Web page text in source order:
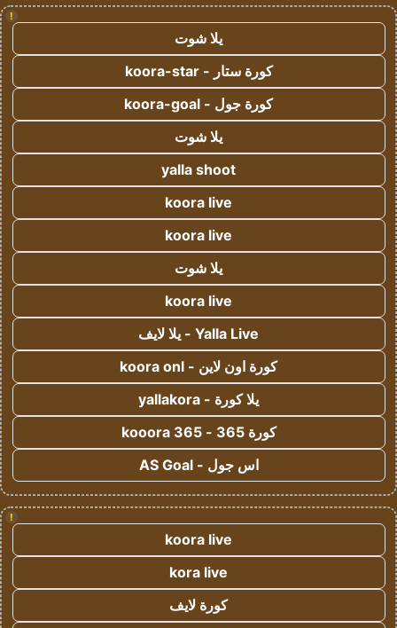
!
يلا شوت
كورة ستار - koora-star
كورة جول - koora-goal
يلا شوت
yalla shoot
koora live
koora live
يلا شوت
koora live
Yalla Live - يلا لايف
كورة اون لاين - koora onl
يلا كورة - yallakora
كورة 365 - kooora 365
اس جول - AS Goal
!
koora live
kora live
كورة لايف